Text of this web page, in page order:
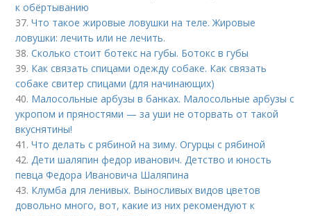
к обёртыванию
37.Что такое жировые ловушки на теле. Жировые
ловушки: лечить или не лечить.
38.Сколько стоит ботекс на губы. Ботокс в губы
39. Как связать спицами одежду собаке. Как связать
собаке свитер спицами (для начинающих)
40. Малосольные арбузы в банках. Малосольные арбузы с
укропом и пряностями — за уши не оторвать от такой
вкуснятины!
41.Что делать с рябиной на зиму. Огурцы с рябиной
42.Дети шаляпин федор иванович. Детство и юность
певца Федора Ивановича Шаляпина
43. Клумба для ленивых. Выносливых видов цветов
довольно много, вот, какие из них рекомендуют к